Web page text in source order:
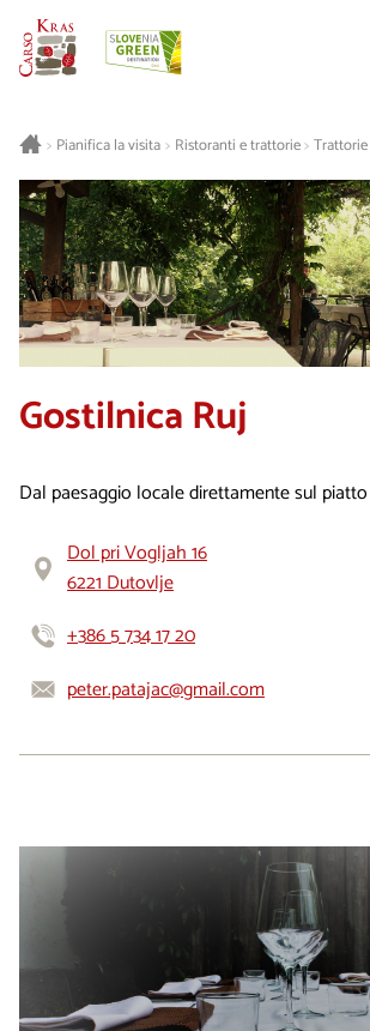
> Pianifica la visita> Ristoranti e trattorie>Trattorie
Gostilnica Ruj
Dal paesaggio locale direttamente sul
Dol pri Vogljah 16
6221 Dutovlje
+386 5 734 17 20
peter.patajac@gmail.com